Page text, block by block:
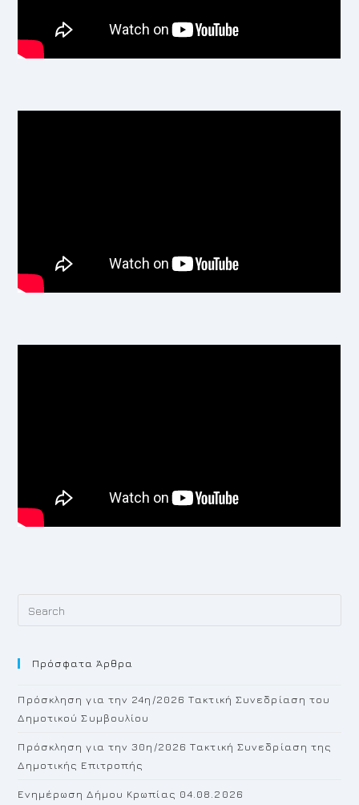
Πρόσφατα Άρθρα
Πρόσκληση για την 24η/2026 Τακτική Συνεδρίαση του
Δημοτικού Συμβουλίου
Πρόσκληση για την 30η/2026 Τακτική Συνεδρίαση της
Δημοτικής Επιτροπής
Ενημέρωση Δήμου Κρωπίας 04.08.2026